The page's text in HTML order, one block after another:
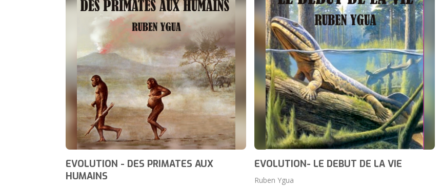
EVOLUTION - DES PRIMATES AUX
HUMAINS
EVOLUTION- LE DEBUT DE LA VIE
Ruben Ygua